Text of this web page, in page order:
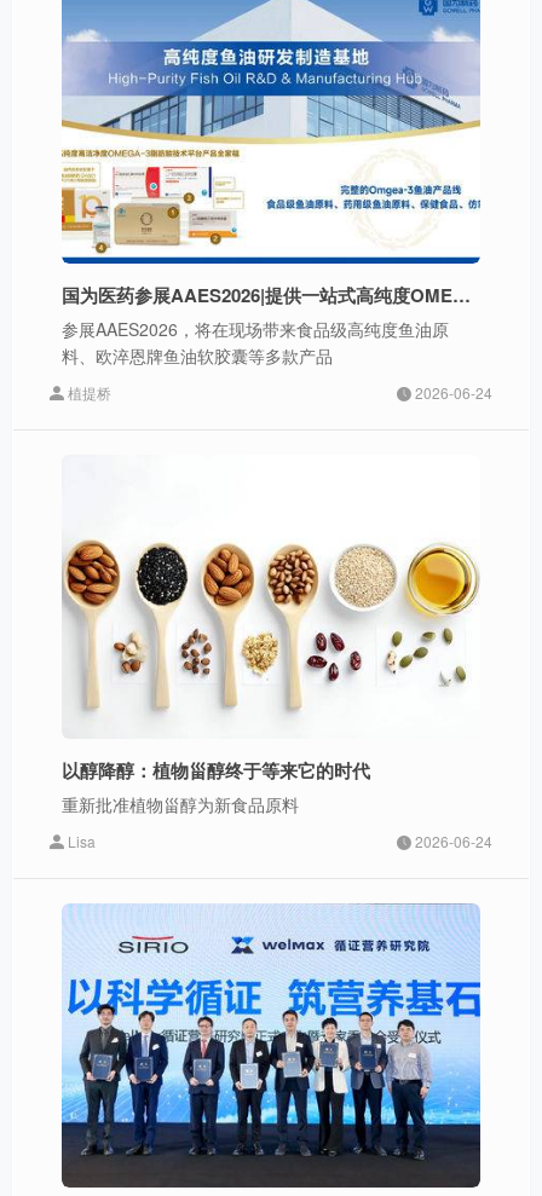
国为医药参展AAES2026|提供一站式高纯度OMEGA-3鱼油解决方案
参展AAES2026，将在现场带来食品级高纯度鱼油原
料、欧淬恩牌鱼油软胶囊等多款产品
植提桥 2026-06-24
以醇降醇：植物甾醇终于等来它的时代
重新批准植物甾醇为新食品原料
Lisa 2026-06-24